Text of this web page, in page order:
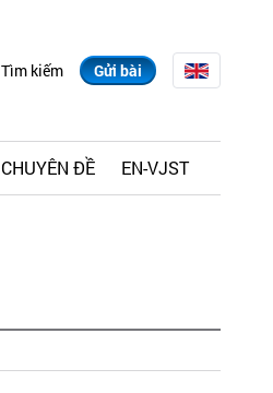
Tìm kiếm Gửi bài
CHUYÊN ĐỀ EN-VJST